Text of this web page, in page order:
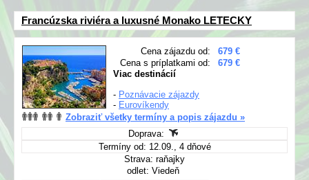
Francúzska riviéra a luxusné Monako LETECKY
Cena zájazdu od:
679 €
Cena s príplatkami od:
679 €
Viac destinácií
- Poznávacie zájazdy
- Eurovíkendy
Zobraziť všetky termíny a popis zájazdu »
Doprava:
Termíny od: 12.09., 4 dňové
Strava: raňajky
odlet: Viedeň